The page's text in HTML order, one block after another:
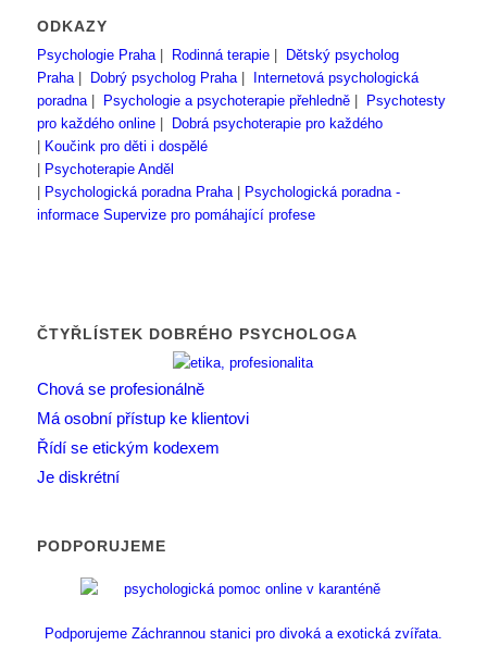
ODKAZY
Psychologie Praha| Rodinná terapie|
Dětský psycholog
Praha| Dobrý psycholog Praha|
Internetová psychologická
poradna| Psychologie a psychoterapie přehledně|
Psychotesty
pro každého online|
Dobrá psychoterapie pro každého
Koučink pro děti i dospělé
Psychoterapie Anděl
Psychologická poradna Praha|
Psychologická poradna -
informace Supervize pro pomáhající profese
ČTYŘLÍSTEK DOBRÉHO PSYCHOLOGA
Chová se profesionálně
Má osobní přístup ke klientovi
Řídí se etickým kodexem
Je diskrétní
PODPORUJEME
Podporujeme Záchrannou stanici pro divoká a exotická zvířata.